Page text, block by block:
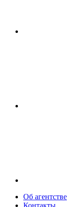
Об агентстве
Контакты